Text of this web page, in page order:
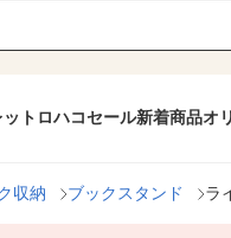
ト ロハコセール新着商品オ
収納 ブックスタンド ラ